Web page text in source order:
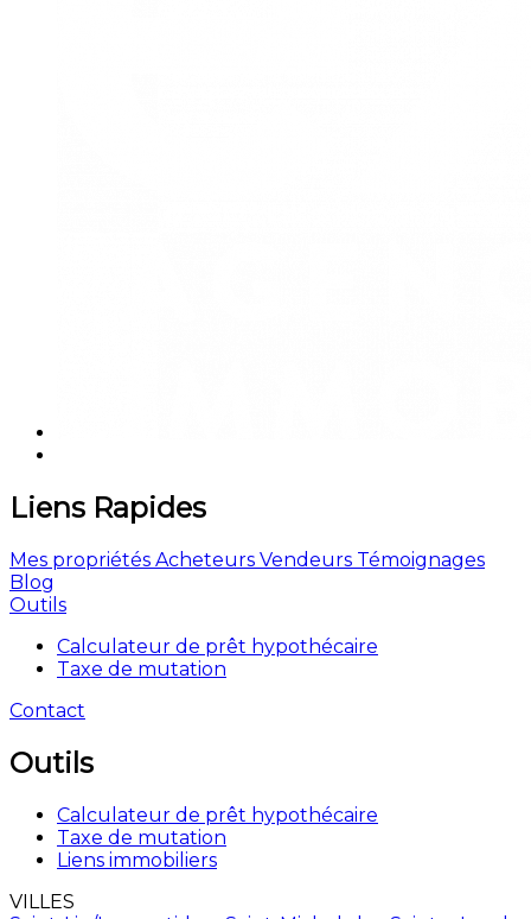
Liens Rapides
Mes propriétés Acheteurs Vendeurs Témoignages
Blog
Outils
Calculateur de prêt hypothécaire
Taxe de mutation
Contact
Outils
Calculateur de prêt hypothécaire
Taxe de mutation
Liens immobiliers
VILLES